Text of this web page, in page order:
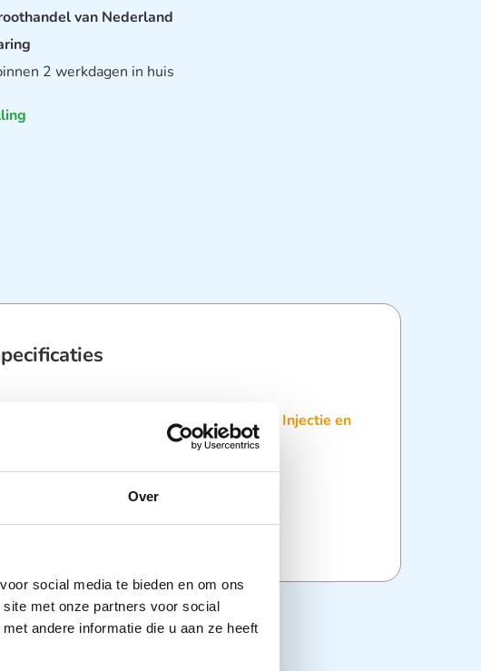
Over
social media te bieden en om ons
met onze partners voor social
andere informatie die u aan ze heeft
van Nederland
2 werkdagen in huis
Infuussystemen
Injectie en